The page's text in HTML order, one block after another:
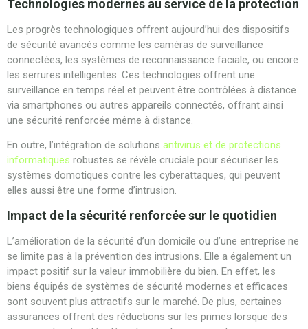
Technologies modernes au service de la protection
Les progrès technologiques offrent aujourd’hui des dispositifs
de sécurité avancés comme les caméras de surveillance
connectées, les systèmes de reconnaissance faciale, ou encore
les serrures intelligentes. Ces technologies offrent une
surveillance en temps réel et peuvent être contrôlées à distance
via smartphones ou autres appareils connectés, offrant ainsi
une sécurité renforcée même à distance.
En outre, l’intégration de solutions antivirus et de protections
informatiques robustes se révèle cruciale pour sécuriser les
systèmes domotiques contre les cyberattaques, qui peuvent
elles aussi être une forme d’intrusion.
Impact de la sécurité renforcée sur le quotidien
L’amélioration de la sécurité d’un domicile ou d’une entreprise ne
se limite pas à la prévention des intrusions. Elle a également un
impact positif sur la valeur immobilière du bien. En effet, les
biens équipés de systèmes de sécurité modernes et efficaces
sont souvent plus attractifs sur le marché. De plus, certaines
assurances offrent des réductions sur les primes lorsque des